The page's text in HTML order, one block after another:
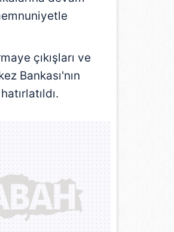
için lütfen
çıkışları ve
Bankası'nın